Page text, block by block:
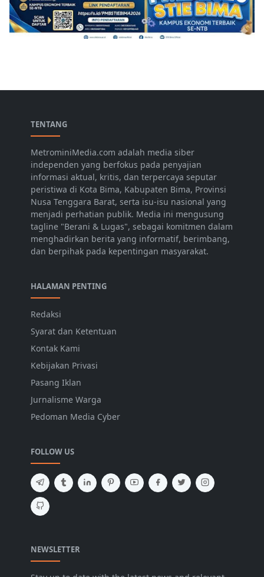
TENTANG
MetrominiMedia.com adalah media siber
independen yang berfokus pada penyajian
informasi aktual, kritis, dan terpercaya seputar
peristiwa di Kota Bima, Kabupaten Bima, Provinsi
Nusa Tenggara Barat, serta isu-isu nasional yang
menjadi perhatian publik. Media ini mengusung
tagline "Berani & Lugas", sebagai komitmen dalam
menghadirkan berita yang informatif, berimbang,
dan berpihak pada kepentingan masyarakat.
HALAMAN PENTING
Redaksi
Syarat dan Ketentuan
Kontak Kami
Kebijakan Privasi
Pasang Iklan
Jurnalisme Warga
Pedoman Media Cyber
FOLLOW US
NEWSLETTER